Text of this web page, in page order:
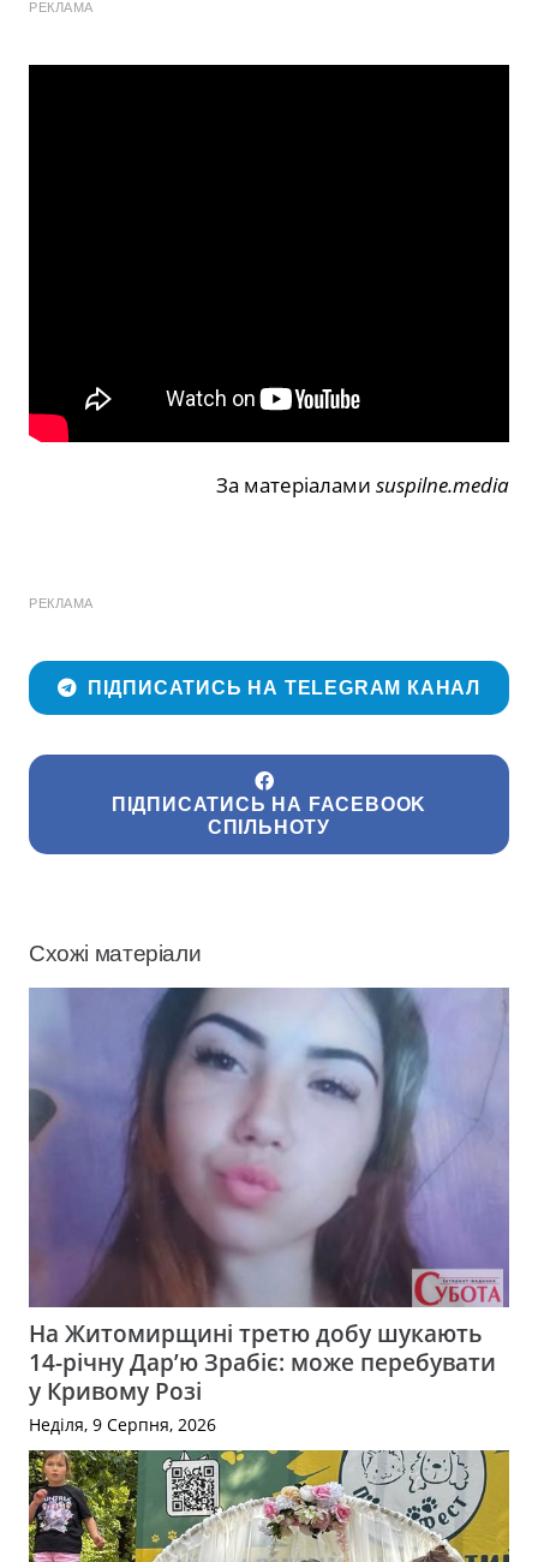
РЕКЛАМА
За матеріалами suspilne.media
РЕКЛАМА
ПІДПИСАТИСЬ НА TELEGRAM КАНАЛ
ПІДПИСАТИСЬ НА FACEBOOK
СПІЛЬНОТУ
Схожі матеріали
На Житомирщині третю добу шукають
14-річну Дар’ю Зрабіє: може перебувати
у Кривому Розі
Неділя, 9 Серпня, 2026